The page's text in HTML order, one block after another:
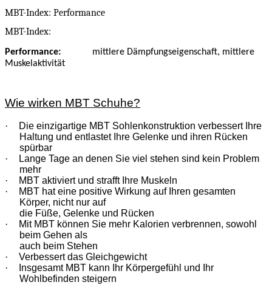
MBT-Index: Performance
MBT-Index:
Performance:
mittlere Dämpfungseigenschaft, mittlere
Muskelaktivität
Wie wirken MBT Schuhe?
·
Die einzigartige MBT Sohlenkonstruktion verbessert Ihre
Haltung und entlastet Ihre Gelenke und ihren Rücken
spürbar
·
Lange Tage an denen Sie viel stehen sind kein Problem
mehr
·
MBT aktiviert und strafft Ihre Muskeln
·
MBT hat eine positive Wirkung auf Ihren gesamten
Körper, nicht nur auf
die Füße, Gelenke und Rücken
·
Mit MBT können Sie mehr Kalorien verbrennen, sowohl
beim Gehen als
auch beim Stehen
·
Verbessert das Gleichgewicht
·
Insgesamt MBT kann Ihr Körpergefühl und Ihr
Wohlbefinden steigern